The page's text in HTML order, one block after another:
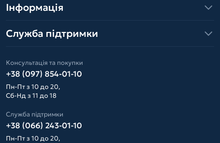
Інформація
Служба підтримки
Консультація та покупки
+38 (097) 854-01-10
Пн-Пт з 10 до 20,
Сб-Нд з 11 до 18
Служба підтримки
+38 (066) 243-01-10
Пн-Пт з 10 до 20,